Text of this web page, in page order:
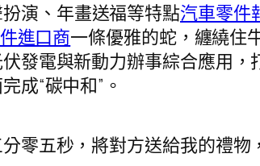
演、年畫送福等特點汽車零件
進口商一條優雅的蛇，纏繞住
發電與新動力辦事綜合應用，
成“碳中和”。
零五秒，將對方送給我的禮